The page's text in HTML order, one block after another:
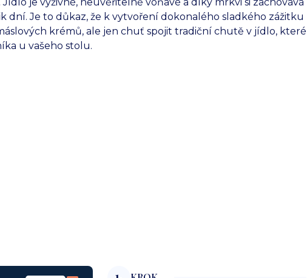
je výživné, neuvěřitelně voňavé a díky mrkvi si zachovává
dní. Je to důkaz, že k vytvoření dokonalého sladkého zážitku
krémů, ale jen chuť spojit tradiční chutě v jídlo, které
u vašeho stolu.